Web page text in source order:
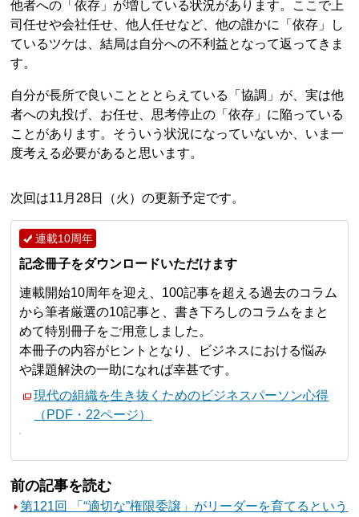
他者への「依存」が増している状況があります。ここで上
司任せや会社任せ、他人任せなど、他の誰かに「依存」し
ているツケは、結局は自分への不利益となって返ってきま
す。
自分が長所で良いことととらえている「協調」が、実は他
者への丸投げ、お任せ、思考停止の「依存」に陥っている
ことがあります。そういう状況になっていないか、いま一
度考える必要があると思います。
次回は11月28日（火）の更新予定です。
連載10周年
記念冊子をダウンロードいただけます
連載開始10周年を迎え、100記事を超える過去のコラム
から筆者厳選の10記事と、書き下ろしのコラムをまと
めて特別冊子をご用意しました。
本冊子の内容がヒントとなり、ビジネスにおける悩み
や課題解決の一助になれば幸甚です。
現代の組織を生き抜くためのビジネスパーソン心得
（PDF・22ページ）
前の記事を読む
第121回 「“適切な”権限委譲」がリーダーを育てるという